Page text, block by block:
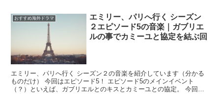
おすすめ海外ドラマ
エミリー、パリへ行く シーズン
２エピソード5の音楽｜ガブリエ
ルの事でカミーユと協定を結ぶ回
エミリー、パリへ行く シーズン２の音楽を紹介しています（分かる
ものだけ） 今回はエピソード5！ エピソード5のメインイベント
（？）といえば、ガブリエルとのキスとカミーユとの協定。 今回は